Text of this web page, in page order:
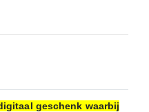
geschenk waarbij